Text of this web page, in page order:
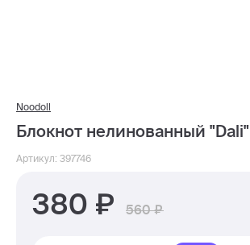
Noodoll
Блокнот нелинованный "Dali"
Артикул: 397746
380 560